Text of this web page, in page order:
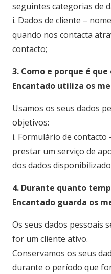
seguintes categorias de
i. Dados de cliente –
quando nos contacta
contacto;
3. Como e porque é
Encantado utiliza os
Usamos os seus dados
objetivos:
i. Formulário de
prestar um serviço de
dos dados
4. Durante quanto
Encantado guarda os
Os seus dados pessoais
for um cliente ativo.
Conservamos os seus
durante o período que